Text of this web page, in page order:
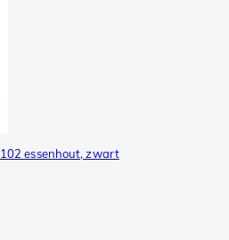
essenhout, zwart